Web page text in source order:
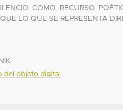
COMO RECURSO
LO QUE SE REPRESENTA
del objeto digital